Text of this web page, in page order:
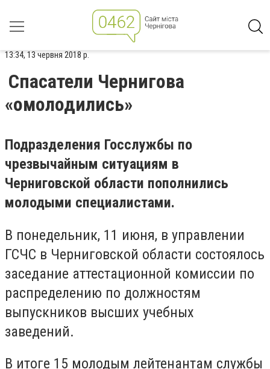
13:34, 13 червня 2018 р.
Спасатели Чернигова
«омолодились»
Подразделения Госслужбы по
чрезвычайным ситуациям в
Черниговской области пополнились
молодыми специалистами.
В понедельник, 11 июня, в управлении
ГСЧС в Черниговской области состоялось
заседание аттестационной комиссии по
распределению по должностям
выпускников высших учебных
заведений.
В итоге 15 молодым лейтенантам службы